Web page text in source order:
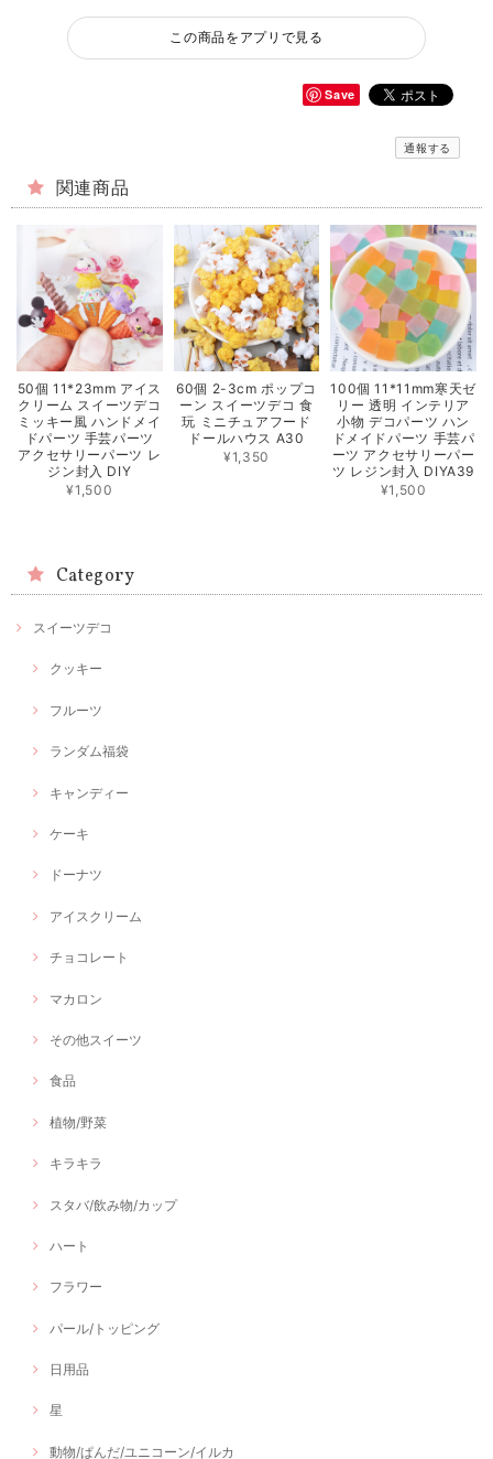
この商品をアプリで見る
Save
通報する
関連商品
50個 11*23mm アイス
クリーム スイーツデコ
ミッキー風 ハンドメイ
ドパーツ 手芸パーツ
アクセサリーパーツ レ
ジン封入 DIY
¥1,500
60個 2-3cm ポップコ
ーン スイーツデコ 食
玩 ミニチュアフード
ドールハウス A30
¥1,350
100個 11*11mm寒天ゼ
リー 透明 インテリア
小物 デコパーツ ハン
ドメイドパーツ 手芸パ
ーツ アクセサリーパー
ツ レジン封入 DIYA39
¥1,500
Category
スイーツデコ
クッキー
フルーツ
ランダム福袋
キャンディー
ケーキ
ドーナツ
アイスクリーム
チョコレート
マカロン
その他スイーツ
食品
植物/野菜
キラキラ
スタバ/飲み物/カップ
ハート
フラワー
パール/トッピング
日用品
星
動物/ぱんだ/ユニコーン/イルカ